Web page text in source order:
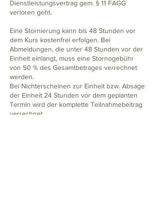
Dienstleistungsvertrag gem. § 11 FAGG
verloren geht.
Eine Stornierung kann bis 48 Stunden vor
dem Kurs kostenfrei erfolgen. Bei
Abmeldungen, die unter 48 Stunden vor der
Einheit einlangt, muss eine Stornogebühr
von 50 % des Gesamtbetrages verrechnet
werden.
Bei Nichterscheinen zur Einheit bzw. Absage
der Einheit 24 Stunden vor dem geplanten
Termin wird der komplette Teilnahmebeitrag
verrechnet.